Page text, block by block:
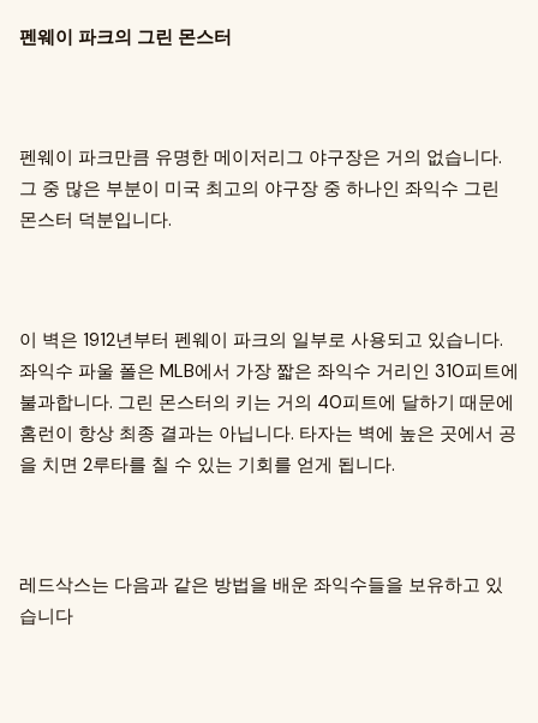
펜웨이 파크의 그린 몬스터
펜웨이 파크만큼 유명한 메이저리그 야구장은 거의 없습니다.
그 중 많은 부분이 미국 최고의 야구장 중 하나인 좌익수 그린
몬스터 덕분입니다.
이 벽은 1912년부터 펜웨이 파크의 일부로 사용되고 있습니다.
좌익수 파울 폴은 MLB에서 가장 짧은 좌익수 거리인 310피트에
불과합니다. 그린 몬스터의 키는 거의 40피트에 달하기 때문에
홈런이 항상 최종 결과는 아닙니다. 타자는 벽에 높은 곳에서 공
을 치면 2루타를 칠 수 있는 기회를 얻게 됩니다.
레드삭스는 다음과 같은 방법을 배운 좌익수들을 보유하고 있
습니다